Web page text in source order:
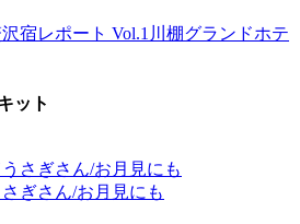
宿レポート Vol.1川棚グランドホテ
ット
ぎさん/お月見にも